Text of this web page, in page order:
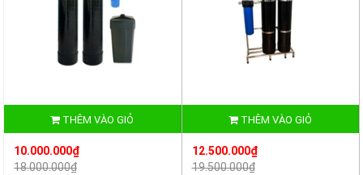
THÊM VÀO GIỎ
10.000.000₫
18.000.000₫
THÊM VÀO GIỎ
12.500.000₫
19.500.000₫